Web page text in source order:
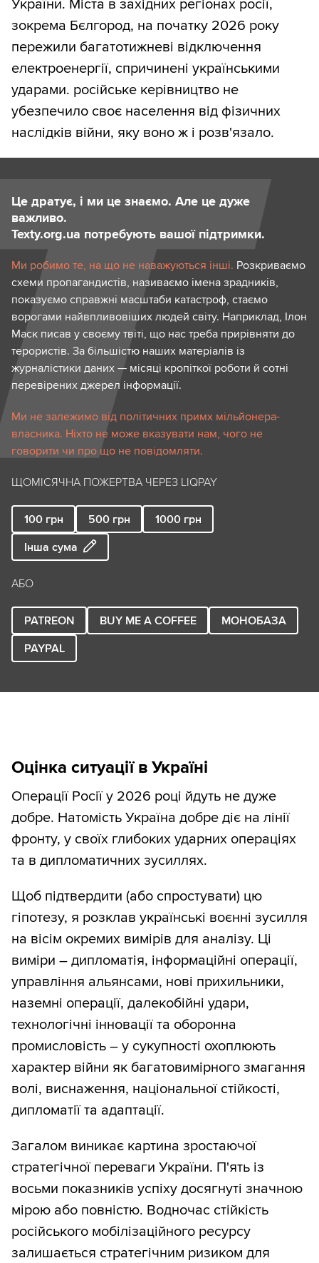
України. Міста в західних регіонах росії,
зокрема Бєлгород, на початку 2026 року
пережили багатотижневі відключення
електроенергії, спричинені українськими
ударами. російське керівництво не
убезпечило своє населення від фізичних
наслідків війни, яку воно ж і розв'язало.
Це дратує, і ми це знаємо. Але це дуже
важливо.
Texty.org.ua потребують вашої підтримки.
Ми робимо те, на що не наважуються інші. Розкриваємо
схеми пропагандистів, називаємо імена зрадників,
показуємо справжні масштаби катастроф, стаємо
ворогами найвпливовіших людей світу. Наприклад, Ілон
Маск писав у своєму твіті, що нас треба прирівняти до
терористів. За більшістю наших матеріалів із
журналістики даних — місяці кропіткої роботи й сотні
перевірених джерел інформації.
Ми не залежимо від політичних примх мільйонера-
власника. Ніхто не може вказувати нам, чого не
говорити чи про що не повідомляти.
ЩОМІСЯЧНА ПОЖЕРТВА ЧЕРЕЗ LIQPAY
100 грн 500 грн 1000 грн
Інша сума
АБО
PATREON BUY ME A COFFEE
МОНОБАЗА
PAYPAL
Оцінка ситуації в Україні
Операції Росії у 2026 році йдуть не дуже
добре. Натомість Україна добре діє на лінії
фронту, у своїх глибоких ударних операціях
та в дипломатичних зусиллях.
Щоб підтвердити (або спростувати) цю
гіпотезу, я розклав українські воєнні зусилля
на вісім окремих вимірів для аналізу. Ці
виміри – дипломатія, інформаційні операції,
управління альянсами, нові прихильники,
наземні операції, далекобійні удари,
технологічні інновації та оборонна
промисловість – у сукупності охоплюють
характер війни як багатовимірного змагання
волі, виснаження, національної стійкості,
дипломатії та адаптації.
Загалом виникає картина зростаючої
стратегічної переваги України. П'ять із
восьми показників успіху досягнуті значною
мірою або повністю. Водночас стійкість
російського мобілізаційного ресурсу
залишається стратегічним ризиком для